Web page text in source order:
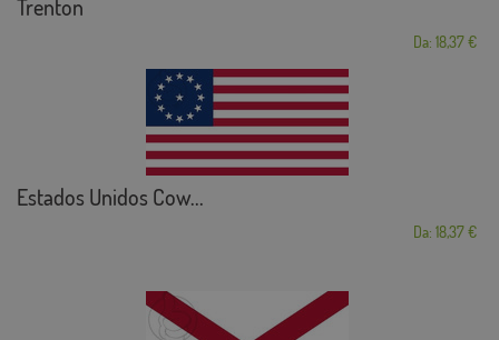
Trenton
Da: 18,37 €
Estados Unidos Cow...
Da: 18,37 €